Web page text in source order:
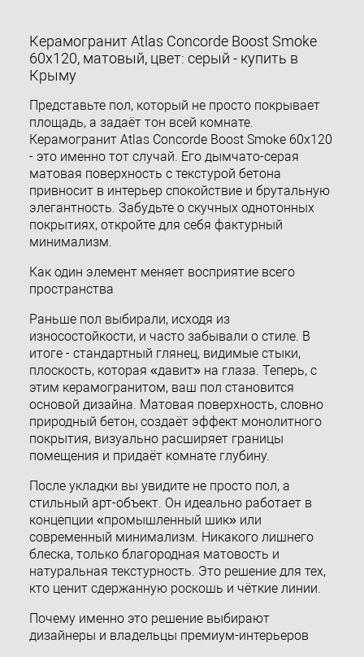
Керамогранит Atlas Concorde Boost Smoke
60x120, матовый, цвет: серый - купить в
Крыму
Представьте пол, который не просто покрывает
площадь, а задаёт тон всей комнате.
Керамогранит Atlas Concorde Boost Smoke 60x120
- это именно тот случай. Его дымчато-серая
матовая поверхность с текстурой бетона
привносит в интерьер спокойствие и брутальную
элегантность. Забудьте о скучных однотонных
покрытиях, откройте для себя фактурный
минимализм.
Как один элемент меняет восприятие всего
пространства
Раньше пол выбирали, исходя из
износостойкости, и часто забывали о стиле. В
итоге - стандартный глянец, видимые стыки,
плоскость, которая «давит» на глаза. Теперь, с
этим керамогранитом, ваш пол становится
основой дизайна. Матовая поверхность, словно
природный бетон, создаёт эффект монолитного
покрытия, визуально расширяет границы
помещения и придаёт комнате глубину.
После укладки вы увидите не просто пол, а
стильный арт-объект. Он идеально работает в
концепции «промышленный шик» или
современный минимализм. Никакого лишнего
блеска, только благородная матовость и
натуральная текстурность. Это решение для тех,
кто ценит сдержанную роскошь и чёткие линии.
Почему именно это решение выбирают
дизайнеры и владельцы премиум-интерьеров